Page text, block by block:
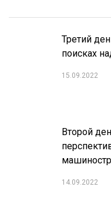
Третий
поисках
15.09.2022
Второй
14.09.2022